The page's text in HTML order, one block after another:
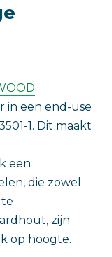
in een end-use
1. Dit maakt
een
die zowel
zijn
op hoogte.